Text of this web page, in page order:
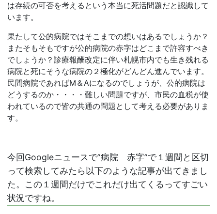
は存続の可否を考えるという本当に死活問題だと認識して
います。
果たして公的病院ではそこまでの想いはあるでしょうか？
またそもそもですが公的病院の赤字はどこまで許容すべき
でしょうか？診療報酬改定に伴い札幌市内でも生き残れる
病院と死にそうな病院の２極化がどんどん進んでいます。
民間病院であればM＆Aになるのでしょうが、公的病院は
どうするのか・・・・難しい問題ですが、市民の血税が使
われているので皆の共通の問題として考える必要がありま
す。
今回Googleニュースで”病院 赤字”で１週間と区切
って検索してみたら以下のような記事が出てきまし
た。この１週間だけでこれだけ出てくるってすごい
状況ですね。